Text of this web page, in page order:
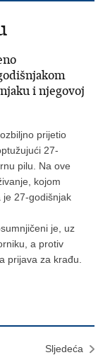
i njegovoj
prijetio
27-
pilu. Na ove
kojom
je 27-godišnjak
je, uz
a protiv
prijava za krađu.
Sljedeća